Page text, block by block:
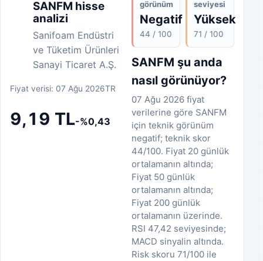
SANFM hisse
analizi
Sanifoam Endüstri
ve Tüketim Ürünleri
Sanayi Ticaret A.Ş.
Fiyat verisi: 07 Ağu 2026TR
9,19 TL-%0,43
görünüm
Negatif
44 / 100
seviyesi
Yüksek
71 / 100
SANFM şu anda
nasıl görünüyor?
07 Ağu 2026 fiyat
verilerine göre SANFM
için teknik görünüm
negatif; teknik skor
44/100. Fiyat 20 günlük
ortalamanın altında;
Fiyat 50 günlük
ortalamanın altında;
Fiyat 200 günlük
ortalamanın üzerinde.
RSI 47,42 seviyesinde;
MACD sinyalin altında.
Risk skoru 71/100 ile